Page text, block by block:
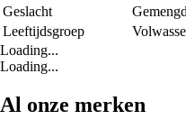
Geslacht
Gemengd
Leeftijdsgroep
Loading...
Loading...
Al onze merken